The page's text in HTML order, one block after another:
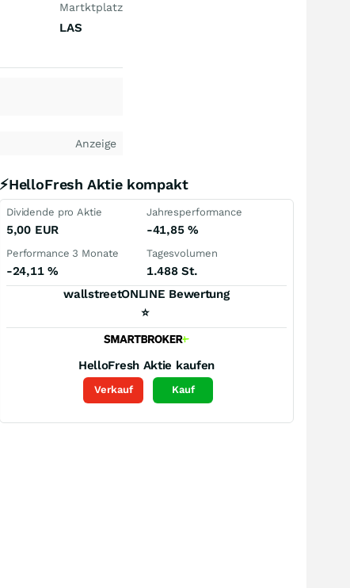
Martktplatz
LAS
Anzeige
⚡HelloFresh Aktie kompakt
Dividende pro Aktie
5,00 EUR
Jahresperformance
-41,85 %
Performance 3 Monate
-24,11 %
Tagesvolumen
1.488 St.
wallstreetONLINE Bewertung
⭐
HelloFresh Aktie kaufen
Verkauf Kauf